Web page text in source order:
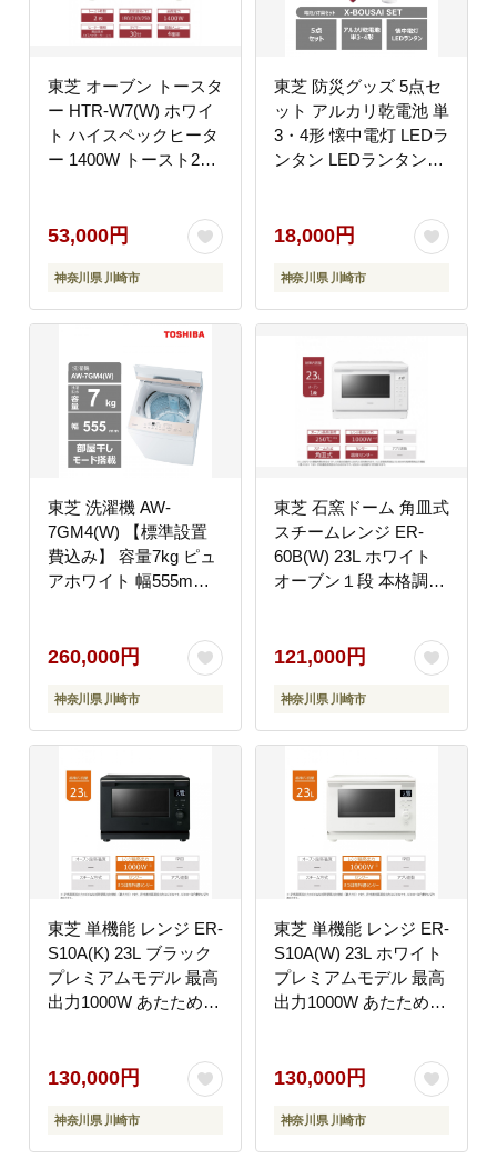
東芝 オーブン トースタ
ー HTR-W7(W) ホワイ
ト ハイスペックヒータ
ー 1400W トースト2枚
ニュー マイコンタイプ
朝食 朝ごはん 家電 キ
ッチン家電 人気 おすす
めTOSHIBA 神奈川県
川崎市
53,000円
神奈川県 川崎市
東芝 防災グッズ 5点セ
ット アルカリ乾電池 単
3・4形 懐中電灯 LEDラ
ンタン LEDランタン付
使用推奨期限 10年 ア
ウトドア キャンプ 防災
グッズ 防災用品 災害
備蓄 乾電池 電池 ロン
18,000円
神奈川県 川崎市
東芝 洗濯機 AW-
7GM4(W) 【標準設置
費込み】 容量7kg ピュ
アホワイト 幅555mm
コース カセット式 糸く
ずフィルター お手入れ
簡単 全自動洗濯機 家電
おすすめ 人気
TOSHIBA 神奈川県 川
崎市
260,000円
神奈川県 川崎市
東芝 石窯ドーム 角皿式
スチームレンジ ER-
60B(W) 23L ホワイト
オーブン１段 本格調理
肉 魚 冷凍食品 レトル
ト パン 家電 調理家電
キッチン家電 レンジ
TOSHIBA 人気 おすす
め ヘルシー
121,000円
神奈川県 川崎市
東芝 単機能 レンジ ER-
S10A(K) 23L ブラック
プレミアムモデル 最高
出力1000W あたため
38.7cm 家電 キッチン
家電 電子レンジ 人気
おすすめTOSHIBA 神
奈川県 川崎市
130,000円
神奈川県 川崎市
東芝 単機能 レンジ ER-
S10A(W) 23L ホワイト
プレミアムモデル 最高
出力1000W あたため
38.7cm 家電 キッチン
家電 電子レンジ 人気
おすすめTOSHIBA 神
奈川県 川崎市
130,000円
神奈川県 川崎市